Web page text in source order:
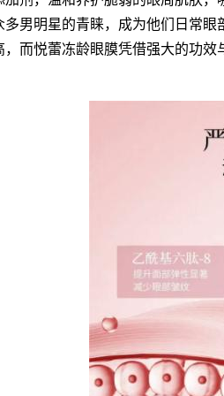
多男明星的青睐，成为他们日常
，而悦蕾冻龄眼膜凭借强大的功效